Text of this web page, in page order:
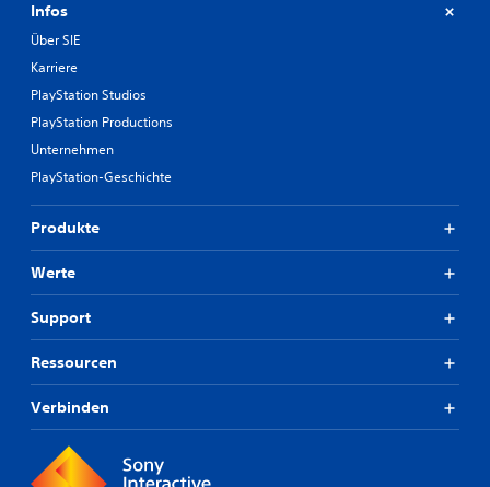
Infos
Über SIE
Karriere
PlayStation Studios
PlayStation Productions
Unternehmen
PlayStation-Geschichte
Produkte
Werte
Support
Ressourcen
Verbinden